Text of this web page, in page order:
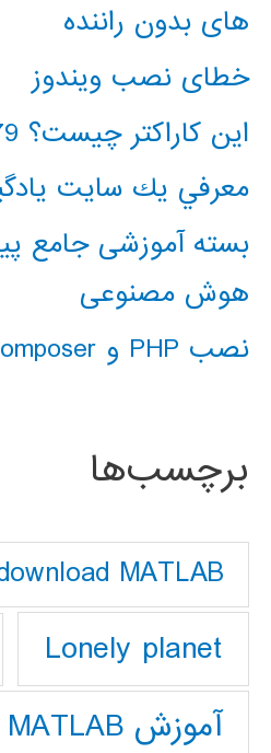
های بدون راننده
خطای نصب ویندوز
این کاراکتر چیست؟ 65279
معرفي يك سايت
بسته آموزشی جامع
هوش مصنوعی
نصب PHP و composer در ویندوز 10
برچسب‌ها
MATLAB
Lonely planet
آموزش MATLAB